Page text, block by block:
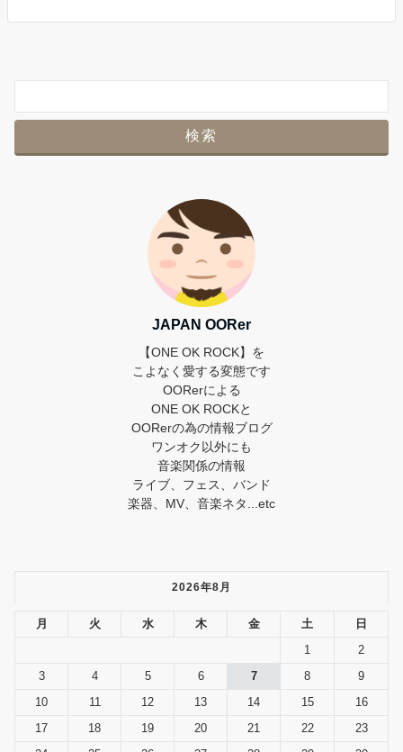
e
o
o
er
JAPAN OORer
【ONE OK ROCK】を
こよなく愛する変態です
OORerによる
ONE OK ROCKと
OORerの為の情報ブログ
ワンオク以外にも
音楽関係の情報
ライブ、フェス、バンド
楽器、MV、音楽ネタ...etc
2026年8月
月 火 水 木 金 土
日
1
2
3
4 5 6 7 8
9
10
11 12 13 14 15
16
17
18 19 20 21 22
23